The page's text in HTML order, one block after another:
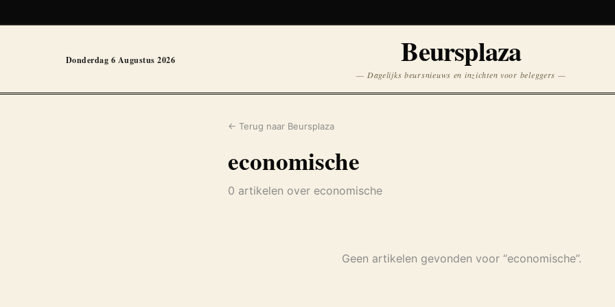
Donderdag 6 Augustus 2026 Beursplaza
— Dagelijks beursnieuws en inzichten voor beleggers —
← Terug naar Beursplaza
economische
0 artikelen over economische
Geen artikelen gevonden voor “economische”.